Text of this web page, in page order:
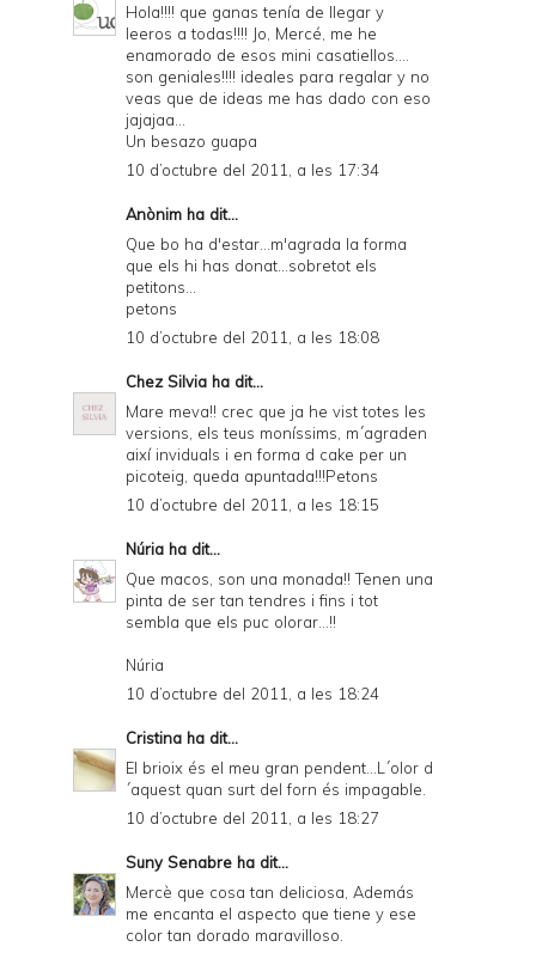
Hola!!!! que ganas tenía de llegar y
leeros a todas!!!! Jo, Mercé, me he
enamorado de esos mini casatiellos....
son geniales!!!! ideales para regalar y no
veas que de ideas me has dado con eso
jajajaa...
Un besazo guapa
10 d’octubre del 2011, a les 17:34
Anònim ha dit...
Que bo ha d'estar...m'agrada la forma
que els hi has donat...sobretot els
petitons...
petons
10 d’octubre del 2011, a les 18:08
Chez Silvia ha dit...
Mare meva!! crec que ja he vist totes les
versions, els teus moníssims, m´agraden
així inviduals i en forma d cake per un
picoteig, queda apuntada!!!Petons
10 d’octubre del 2011, a les 18:15
Núria ha dit...
Que macos, son una monada!! Tenen una
pinta de ser tan tendres i fins i tot
sembla que els puc olorar...!!
Núria
10 d’octubre del 2011, a les 18:24
Cristina ha dit...
El brioix és el meu gran pendent...L´olor d
´aquest quan surt del forn és impagable.
10 d’octubre del 2011, a les 18:27
Suny Senabre ha dit...
Mercè que cosa tan deliciosa, Además
me encanta el aspecto que tiene y ese
color tan dorado maravilloso.